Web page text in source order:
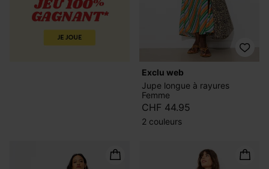
exclu web
Jupe longue à rayures
Femme
CHF 44.95
2 couleurs